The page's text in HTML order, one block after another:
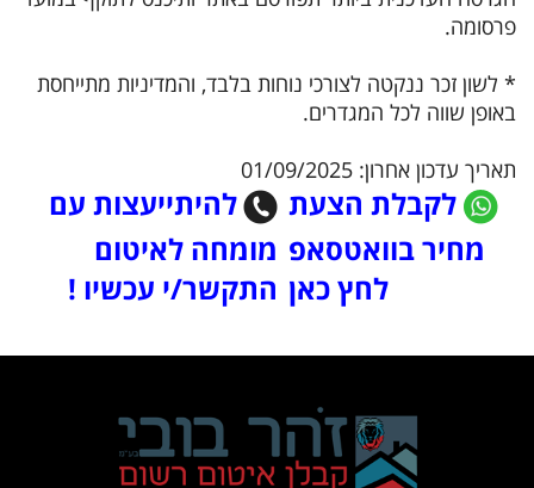
פרסומה.
* לשון זכר ננקטה לצורכי נוחות בלבד, והמדיניות מתייחסת
באופן שווה לכל המגדרים.
תאריך עדכון אחרון: 01/09/2025
לקבלת הצעת
מחיר בוואטסאפ
לחץ כאן
​​​​​​​להיתייעצות עם
מומחה לאיטום
התקשר/י עכשיו !